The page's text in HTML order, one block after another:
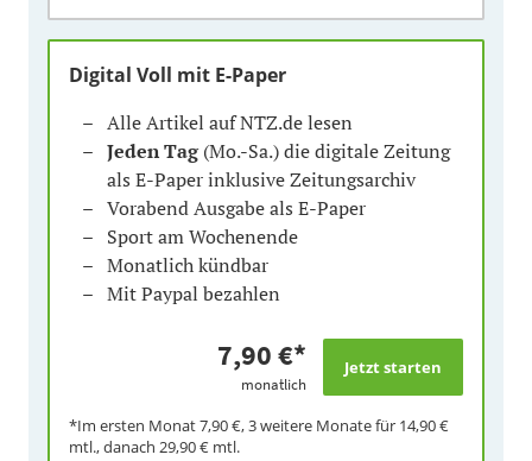
Digital Voll mit E-Paper
Alle Artikel auf NTZ.de lesen
Jeden Tag(Mo.-Sa.) die digitale Zeitung
als E-Paper inklusive Zeitungsarchiv
Vorabend Ausgabe als E-Paper
Sport am Wochenende
Monatlich kündbar
Mit Paypal bezahlen
7,90 €*
monatlich
*Im ersten Monat7,90 €, 3 weitere Monate für 14,90 €
mtl., danach 29,90 € mtl.